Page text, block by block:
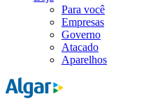
Para você
Empresas
Governo
Atacado
Aparelhos